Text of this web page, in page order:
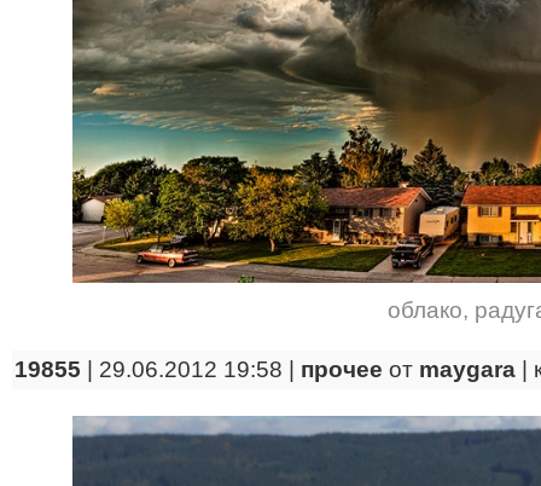
облако,
19855 | 29.06.2012 19:58 | прочее от maygara